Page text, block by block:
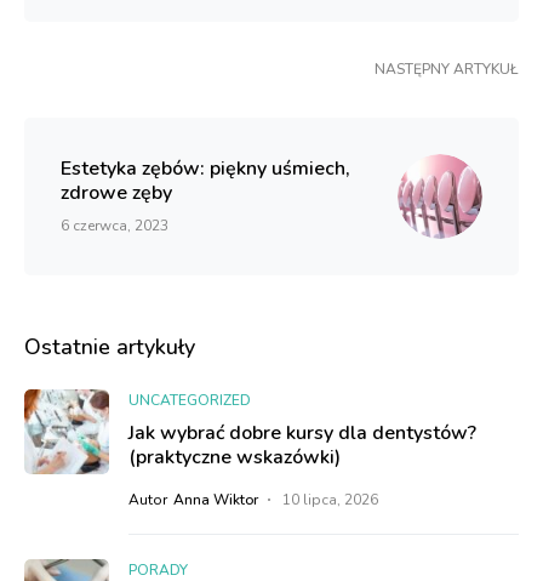
NASTĘPNY ARTYKUŁ
Estetyka zębów: piękny uśmiech,
zdrowe zęby
6 czerwca, 2023
Ostatnie artykuły
UNCATEGORIZED
Jak wybrać dobre kursy dla dentystów?
(praktyczne wskazówki)
Autor Anna Wiktor 10 lipca, 2026
PORADY